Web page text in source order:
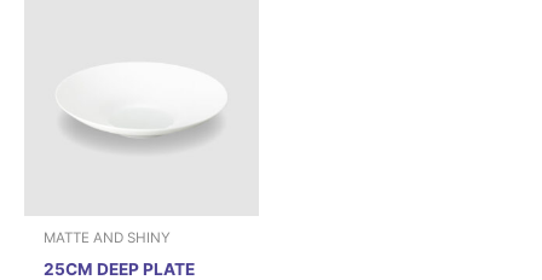
MATTE AND SHINY
25CM DEEP PLATE